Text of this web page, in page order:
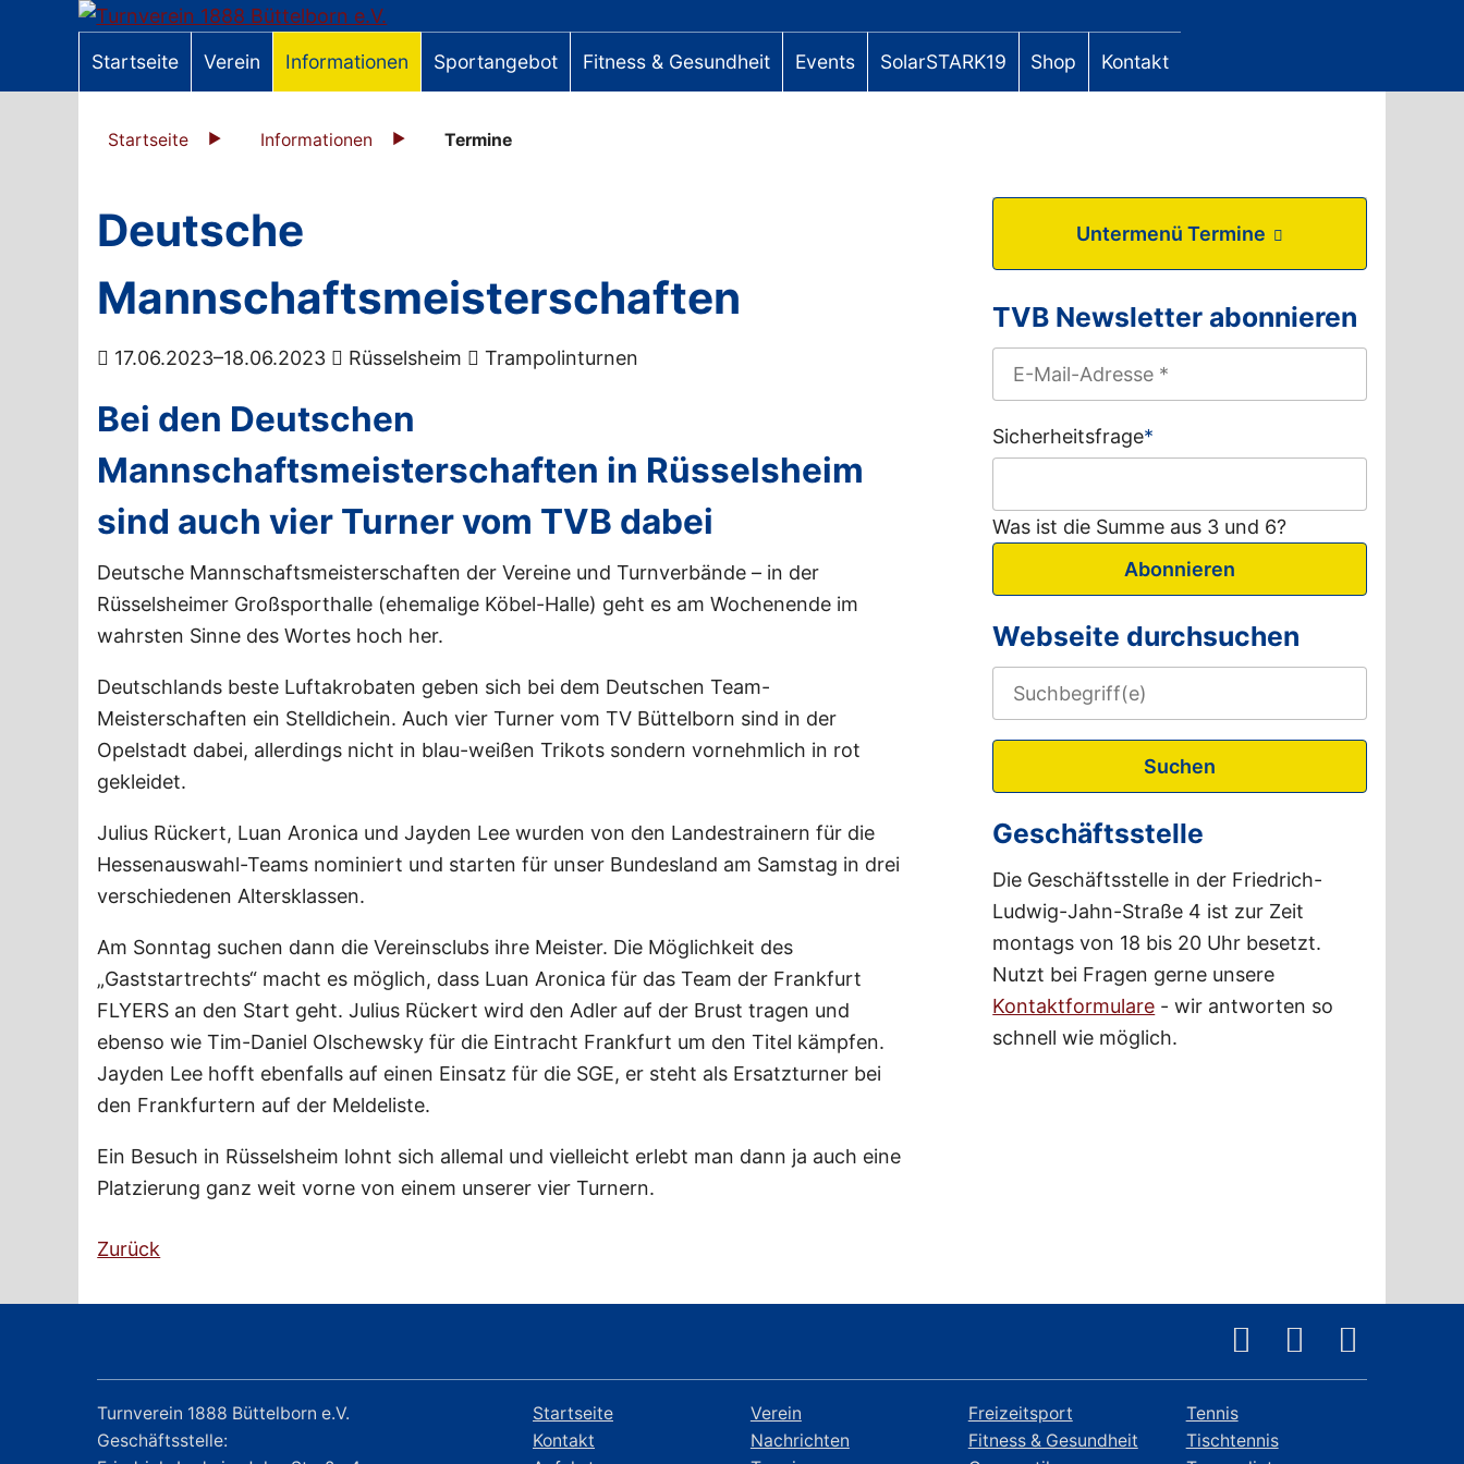
Startseite Verein Informationen Sportangebot Fitness & Gesundheit Events SolarSTARK19 Shop Kontakt
Startseite Informationen Termine
Deutsche
Mannschaftsmeisterschaften
17.06.2023–18.06.2023 Rüsselsheim Trampolinturnen
Bei den Deutschen
Mannschaftsmeisterschaften in Rüsselsheim
sind auch vier Turner vom TVB dabei
Deutsche Mannschaftsmeisterschaften der Vereine und Turnverbände – in der
Rüsselsheimer Großsporthalle (ehemalige Köbel-Halle) geht es am Wochenende im
wahrsten Sinne des Wortes hoch her.
Deutschlands beste Luftakrobaten geben sich bei dem Deutschen Team-
Meisterschaften ein Stelldichein. Auch vier Turner vom TV Büttelborn sind in der
Opelstadt dabei, allerdings nicht in blau-weißen Trikots sondern vornehmlich in rot
gekleidet.
Julius Rückert, Luan Aronica und Jayden Lee wurden von den Landestrainern für die
Hessenauswahl-Teams nominiert und starten für unser Bundesland am Samstag in drei
verschiedenen Altersklassen.
Am Sonntag suchen dann die Vereinsclubs ihre Meister. Die Möglichkeit des
„Gaststartrechts“ macht es möglich, dass Luan Aronica für das Team der Frankfurt
FLYERS an den Start geht. Julius Rückert wird den Adler auf der Brust tragen und
ebenso wie Tim-Daniel Olschewsky für die Eintracht Frankfurt um den Titel kämpfen.
Jayden Lee hofft ebenfalls auf einen Einsatz für die SGE, er steht als Ersatzturner bei
den Frankfurtern auf der Meldeliste.
Ein Besuch in Rüsselsheim lohnt sich allemal und vielleicht erlebt man dann ja auch eine
Platzierung ganz weit vorne von einem unserer vier Turnern.
Zurück
Untermenü Termine
TVB Newsletter abonnieren
Sicherheitsfrage*
Was ist die Summe aus 3 und 6?
Abonnieren
Webseite durchsuchen
Suchen
Geschäftsstelle
Die Geschäftsstelle in der Friedrich-
Ludwig-Jahn-Straße 4 ist zur Zeit
montags von 18 bis 20 Uhr besetzt.
Nutzt bei Fragen gerne unsere
Kontaktformulare - wir antworten so
schnell wie möglich.
Turnverein 1888 Büttelborn e.V.
Geschäftsstelle:
Startseite
Kontakt
Verein
Nachrichten
Freizeitsport
Fitness & Gesundheit
Tennis
Tischtennis